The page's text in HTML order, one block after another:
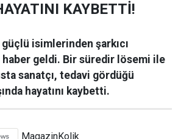
KAYBETTİ!
isimlerinden şarkıcı
haber geldi. Bir süredir lösemi ile
sanatçı, tedavi gördüğü
hayatını kaybetti.
MagazinKolik